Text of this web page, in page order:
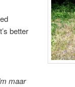
better
maar